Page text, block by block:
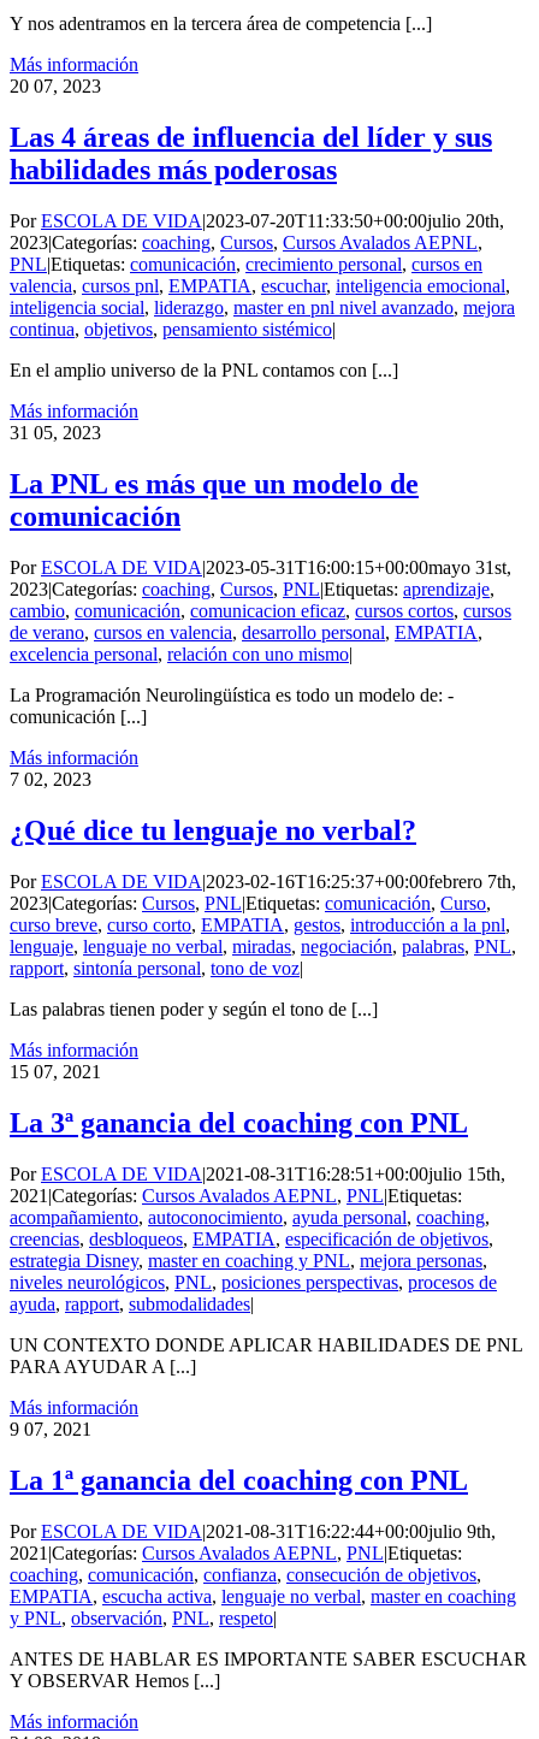
Y nos adentramos en la tercera área de competencia [...]
Más información
20 07, 2023
Las 4 áreas de influencia del líder y sus
habilidades más poderosas
PorESCOLA DE VIDA|2023-07-20T11:33:50+00:00julio 20th,
2023|Categorías: coaching, Cursos, Cursos Avalados AEPNL,
PNL|Etiquetas: comunicación, crecimiento personal, cursos en
valencia, cursos pnl, EMPATIA, escuchar, inteligencia emocional,
inteligencia social, liderazgo, master en pnl nivel avanzado, mejora
continua, objetivos, pensamiento sistémico|
En el amplio universo de la PNL contamos con [...]
Más información
31 05, 2023
La PNL es más que un modelo de
comunicación
PorESCOLA DE VIDA|2023-05-31T16:00:15+00:00mayo 31st,
2023|Categorías: coaching, Cursos, PNL|Etiquetas: aprendizaje,
cambio, comunicación, comunicacion eficaz, cursos cortos, cursos
de verano, cursos en valencia, desarrollo personal, EMPATIA,
excelencia personal, relación con uno mismo|
La Programación Neurolingüística es todo un modelo de: -
comunicación [...]
Más información
7 02, 2023
¿Qué dice tu lenguaje no verbal?
PorESCOLA DE VIDA|2023-02-16T16:25:37+00:00febrero 7th,
2023|Categorías: Cursos, PNL|Etiquetas: comunicación, Curso,
curso breve, curso corto, EMPATIA, gestos, introducción a la pnl,
lenguaje, lenguaje no verbal, miradas, negociación, palabras, PNL,
rapport, sintonía personal, tono de voz|
Las palabras tienen poder y según el tono de [...]
Más información
15 07, 2021
La 3ª ganancia del coaching con PNL
PorESCOLA DE VIDA|2021-08-31T16:28:51+00:00julio 15th,
2021 |Categorías: Cursos Avalados AEPNL, PNL|Etiquetas:
acompañamiento, autoconocimiento, ayuda personal, coaching,
creencias, desbloqueos, EMPATIA, especificación de objetivos,
estrategia Disney, master en coaching y PNL, mejora personas,
niveles neurológicos, PNL, posiciones perspectivas, procesos de
ayuda, rapport, submodalidades|
UN CONTEXTO DONDE APLICAR HABILIDADES DE PNL
PARA AYUDAR A [...]
Más información
9 07, 2021
La 1ª ganancia del coaching con PNL
PorESCOLA DE VIDA|2021-08-31T16:22:44+00:00julio 9th,
2021 |Categorías: Cursos Avalados AEPNL, PNL|Etiquetas:
coaching, comunicación, confianza, consecución de objetivos,
EMPATIA, escucha activa, lenguaje no verbal, master en coaching
y PNL, observación, PNL, respeto|
ANTES DE HABLAR ES IMPORTANTE SABER ESCUCHAR
Y OBSERVAR Hemos [...]
Más información